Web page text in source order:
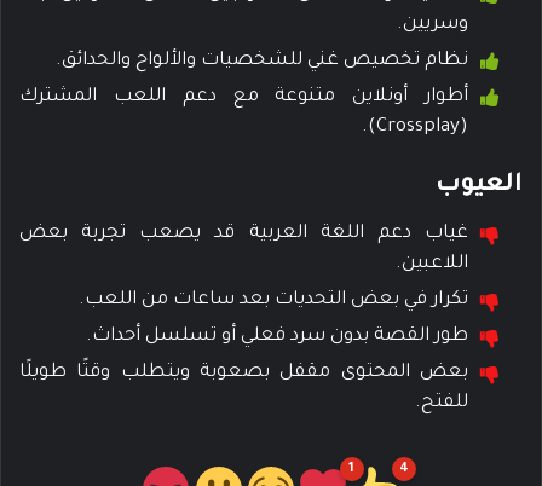
وسريين.
نظام تخصيص غني للشخصيات والألواح والحدائق.
أطوار أونلاين متنوعة مع دعم اللعب المشترك
(Crossplay).
العيوب
غياب دعم اللغة العربية قد يصعب تجربة بعض
اللاعبين.
تكرار في بعض التحديات بعد ساعات من اللعب.
طور القصة بدون سرد فعلي أو تسلسل أحداث.
بعض المحتوى مقفل بصعوبة ويتطلب وقتًا طويلًا
للفتح.
4
1